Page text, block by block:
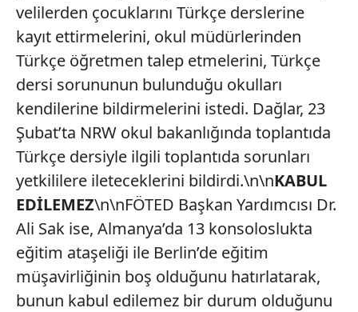
velilerden çocuklarını Türkçe derslerine
kayıt ettirmelerini, okul müdürlerinden
Türkçe öğretmen talep etmelerini, Türkçe
dersi sorununun bulunduğu okulları
kendilerine bildirmelerini istedi. Dağlar, 23
Şubat’ta NRW okul bakanlığında toplantıda
Türkçe dersiyle ilgili toplantıda sorunları
yetkililere ileteceklerini bildirdi.\n\nKABUL
EDİLEMEZ\n\nFÖTED Başkan Yardımcısı Dr.
Ali Sak ise, Almanya’da 13 konsoloslukta
eğitim ataşeliği ile Berlin’de eğitim
müşavirliğinin boş olduğunu hatırlatarak,
bunun kabul edilemez bir durum olduğunu